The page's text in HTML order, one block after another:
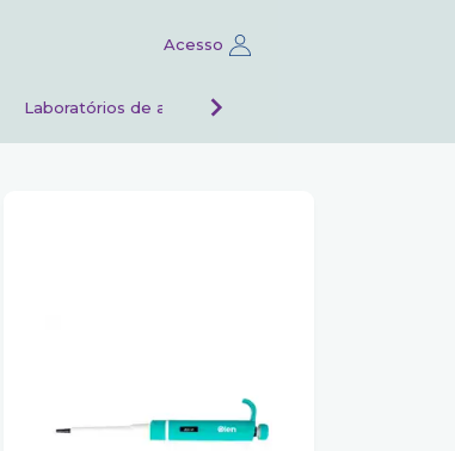
Acesso
Laboratórios de análises